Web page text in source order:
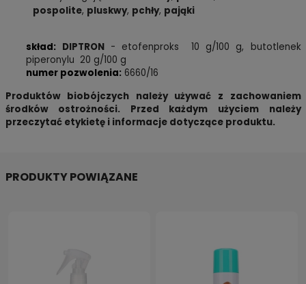
pospolite, pluskwy, pchły, pająki
skład: DIPTRON- etofenproks 10 g/100 g, butotlenek
piperonylu 20 g/100 g
numer pozwolenia: 6660/16
Produktów biobójczych należy używać z zachowaniem
środków ostrożności. Przed każdym użyciem należy
przeczytać etykietę i informacje dotyczące produktu.
PRODUKTY POWIĄZANE